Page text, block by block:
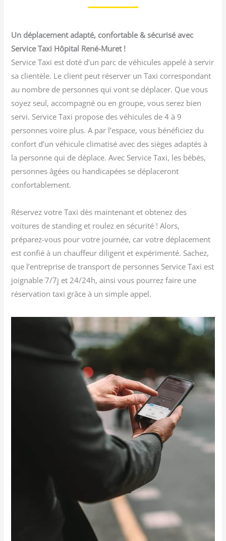
Un déplacement adapté, confortable & sécurisé avec
Service Taxi Hôpital René-Muret !
Service Taxi est doté d’un parc de véhicules appelé à servir
sa clientèle. Le client peut réserver un Taxi correspondant
au nombre de personnes qui vont se déplacer. Que vous
soyez seul, accompagné ou en groupe, vous serez bien
servi. Service Taxi propose des véhicules de 4 à 9
personnes voire plus. A par l’espace, vous bénéficiez du
confort d’un véhicule climatisé avec des sièges adaptés à
la personne qui de déplace. Avec Service Taxi, les bébés,
personnes âgées ou handicapées se déplaceront
confortablement.
Réservez votre Taxi dès maintenant et obtenez des
voitures de standing et roulez en sécurité ! Alors,
préparez-vous pour votre journée, car votre déplacement
est confié à un chauffeur diligent et expérimenté. Sachez,
que l’entreprise de transport de personnes Service Taxi est
joignable 7/7j et 24/24h, ainsi vous pourrez faire une
réservation taxi grâce à un simple appel.